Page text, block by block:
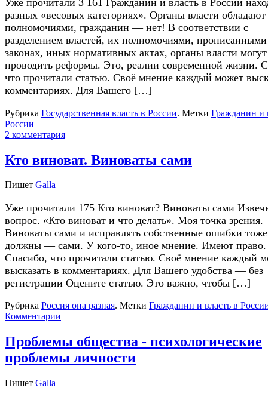
Уже прочитали 3 161 Гражданин и власть в России
разных «весовых категориях». Органы власти обладают
полномочиями, гражданин — нет! В соответствии с
разделением властей, их полномочиями,
законах, иных нормативных актах, органы власти могут
проводить реформы. Это, реалии современной жизни.
что прочитали статью. Своё мнение каждый может
комментариях. Для Вашего […]
Рубрика Государственная власть в России. Метки Гражданин и
России
2 комментария
Кто виноват. Виноваты сами
Пишет Galla
Уже прочитали 175 Кто виноват? Виноваты сами
вопрос. «Кто виноват и что делать». Моя точка зрения.
Виноваты сами и исправлять собственные ошибки тоже
должны — сами. У кого-то, иное мнение. Имеют право.
Спасибо, что прочитали статью. Своё мнение каждый
высказать в комментариях. Для Вашего удобства — без
регистрации Оцените статью. Это важно, чтобы […]
Рубрика Россия она разная. Метки Гражданин и власть в
Комментарии
Проблемы общества - психологические
проблемы личности
Пишет Galla